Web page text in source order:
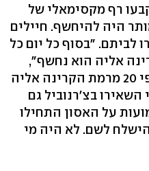
רף מקסימאלי של
היה להיחשף. חיילים
לביתם. "בסוף כל יום כל
אליה הוא נחשף",
נזכר הרופא, "זה היה בערך פי 20 מרמת הקרינה אליה
בצ'רנוביל גם
על האסון התחילו
לשם. לא היה מי